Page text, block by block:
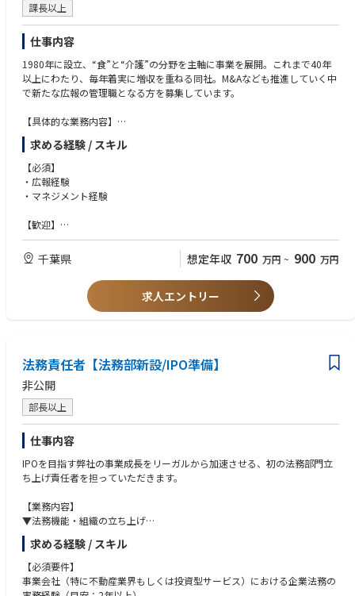
課長以上
仕事内容
1980年に設立、“食”と“介護”の分野を主軸に事業を展開。これまで40年
以上にわたり、毎年着実に増収を重ねる同社。M&Aなども推進していく中
で新たな広報の管理職となる方を募集しています。
【具体的な業務内容】
・企業活動や商品・サービスに関する社外広報活動の戦略立案・企画・実
行
（プレスリリース作成、メディアの取材設営・会見対応など）
・社内コミュニケーション戦略の策定および実施
・社内ニュースレター、イントラネット、社内イベントの企画・運営
・その他社外広報業務全般
【組織】
求める経験 / スキル
【必須】
・広報経験
・マネジメント経験
【歓迎】
・SNSなどネット系の広告運用経験のある方
・販促物、広告出稿経験
千葉県 想定年収 700 万円 ~ 900 万円
求人エントリー
法務責任者【法務部新設/IPO準備】
非公開
部長以上
仕事内容
IPOを目指す弊社の事業成長をリーガルから加速させる、初の法務部門立
ち上げ責任者を担っていただきます。
【業務内容】
▼法務機能・組織の立ち上げ
社内のリーガルリスクの棚卸しと、ガバナンス体制の構築
契約書管理システムやリーガルテックの選定・導入、ワークフローの整備
▼事業推進におけるリーガルアドバイザリー
新規事業・新サービス立ち上げ時における法的スキームの検討、リスク検
求める経験 / スキル
【必須要件】
事業会社（特に不動産業界もしくは投資型サービス）における企業法務の